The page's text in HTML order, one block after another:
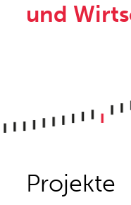
und
Projekte